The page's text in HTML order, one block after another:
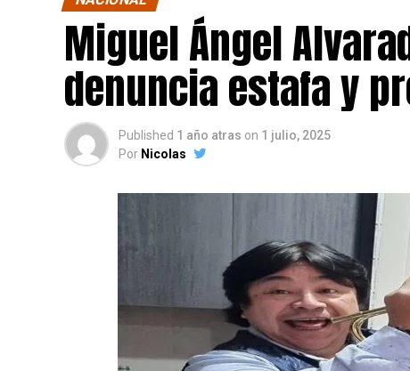
Miguel Ángel
denuncia estafa y
Published 1 año atras on 1 julio, 2025
Por Nicolas